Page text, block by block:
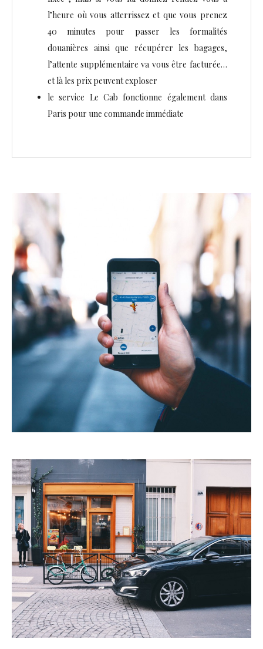
l’heure où vous atterrissez et que vous prenez
40 minutes pour passer les formalités
douanières ainsi que récupérer les bagages,
l’attente supplémentaire va vous être facturée…
et là les prix peuvent exploser
le service Le Cab fonctionne également dans
Paris pour une commande immédiate